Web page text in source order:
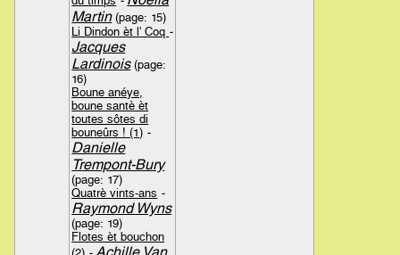
Martin(page: 15)
Li Dindon èt l' Coq -
Jacques
Lardinois(page:
16)
Boune anéye,
boune santè èt
toutes sôtes di
bouneûrs ! (1) -
Danielle
Trempont-Bury
(page: 17)
Quatrè vints-ans -
Raymond Wyns
(page: 19)
Flotes èt bouchon